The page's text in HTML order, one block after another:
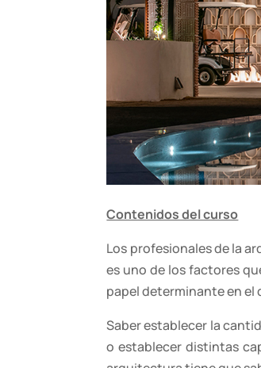
Contenidos del curso
Los profesionales de la
es uno de los factores
papel determinante en el
Saber establecer la
o establecer distintas